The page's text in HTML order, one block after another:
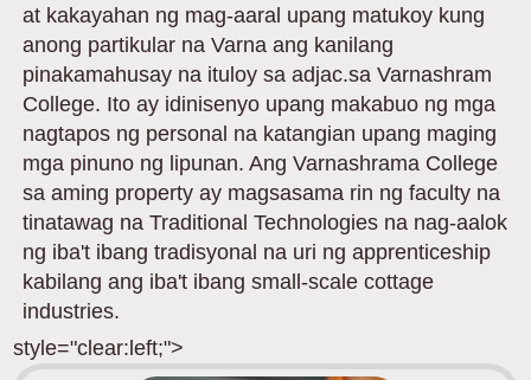
at kakayahan ng mag-aaral upang matukoy kung
anong partikular na Varna ang kanilang
pinakamahusay na ituloy sa adjac.sa Varnashram
College. Ito ay idinisenyo upang makabuo ng mga
nagtapos ng personal na katangian upang maging
mga pinuno ng lipunan. Ang Varnashrama College
sa aming property ay magsasama rin ng faculty na
tinatawag na Traditional Technologies na nag-aalok
ng iba't ibang tradisyonal na uri ng apprenticeship
kabilang ang iba't ibang small-scale cottage
industries.
style="clear:left;">